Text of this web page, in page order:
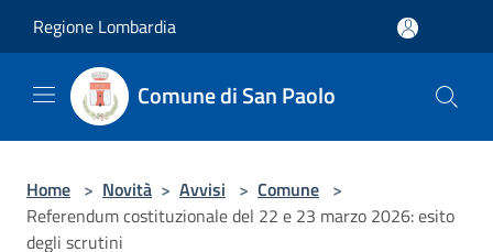
Regione Lombardia
Comune di San Paolo
Home > Novità > Avvisi > Comune >
Referendum costituzionale del 22 e 23 marzo 2026: esito
degli scrutini